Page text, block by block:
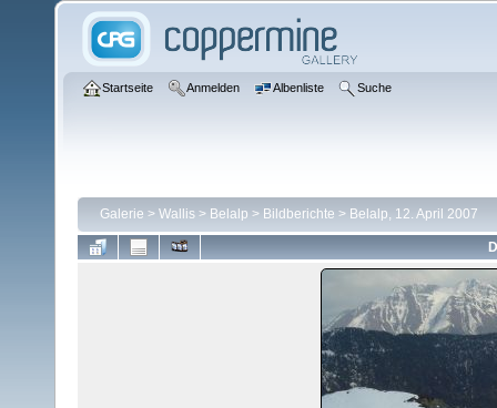
Startseite Anmelden Albenliste Suche
Galerie > Wallis > Belalp > Bildberichte > Belalp, 12. April 2007